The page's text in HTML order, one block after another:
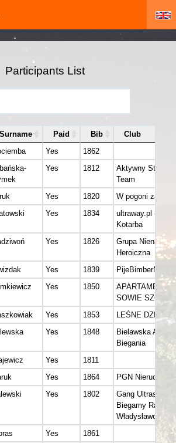
Participants List
Surname Paid Bib
Club
Yes
1862
Yes 1812
Aktywny
Team
Yes 1820
W pogoni za
Yes 1834
ultraway.pl -
Kotarba
Yes 1826
Grupa
Heroiczna
Yes 1839
Yes 1850
APARTAMENTY
SOWIE
Yes 1853
LEŚNE DZIADY
Yes 1848
Bielawska
Biegania
Yes
1811
Yes 1864
PGN
Yes 1802
Gang Ultrasów/
Biegamy Razem
Władysławowo
Yes
1861